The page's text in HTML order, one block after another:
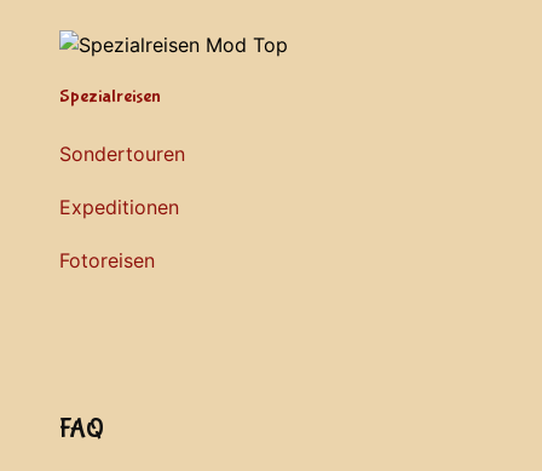
Spezialreisen
Sondertouren
Expeditionen
Fotoreisen
FAQ